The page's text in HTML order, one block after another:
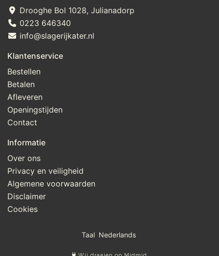
Drooghe Bol 1028, Julianadorp
0223 646340
info@slagerijkater.nl
Klantenservice
Bestellen
Betalen
Afleveren
Openingstijden
Contact
Informatie
Over ons
Privacy en veiligheid
Algemene voorwaarden
Disclaimer
Cookies
Taal